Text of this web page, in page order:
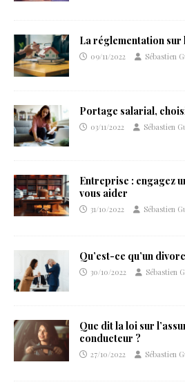
La réglementation sur
09/11/2022 Sébastien
Portage salarial,
03/11/2022 Sébastien
Entreprise : engagez
vous aider
31/10/2022 Sébastien
Qu’est-ce qu’un
30/10/2022 Sébastien
Que dit la loi sur
conducteur ?
27/10/2022 Sébastien